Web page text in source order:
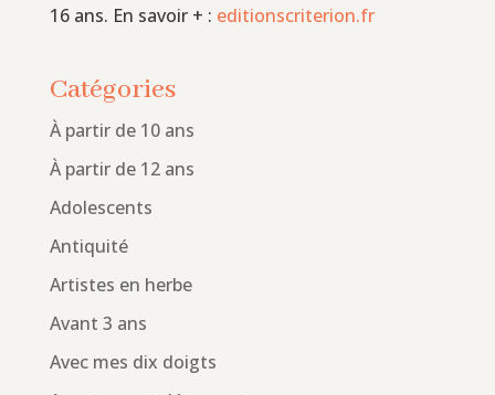
16 ans. En savoir + : editionscriterion.fr
Catégories
À partir de 10 ans
À partir de 12 ans
Adolescents
Antiquité
Artistes en herbe
Avant 3 ans
Avec mes dix doigts